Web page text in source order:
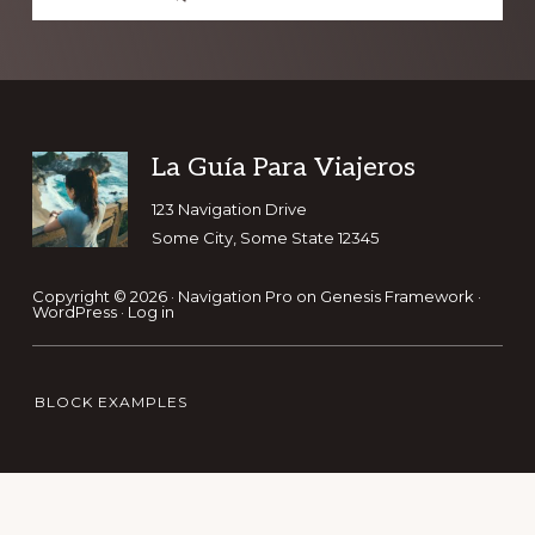
Footer
La Guía Para Viajeros
123 Navigation Drive
Some City, Some State 12345
Copyright © 2026 · Navigation Pro on Genesis Framework ·
WordPress· Log in
BLOCK EXAMPLES